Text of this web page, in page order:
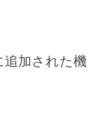
追加された機